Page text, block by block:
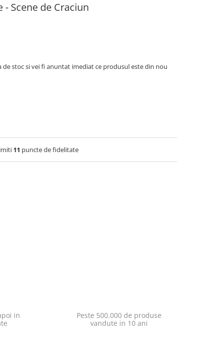
- Scene de Craciun
de stoc si vei fi anuntat imediat ce produsul este din nou
11 puncte de fidelitate
in
Peste 500.000 de produse
vandute in 10 ani